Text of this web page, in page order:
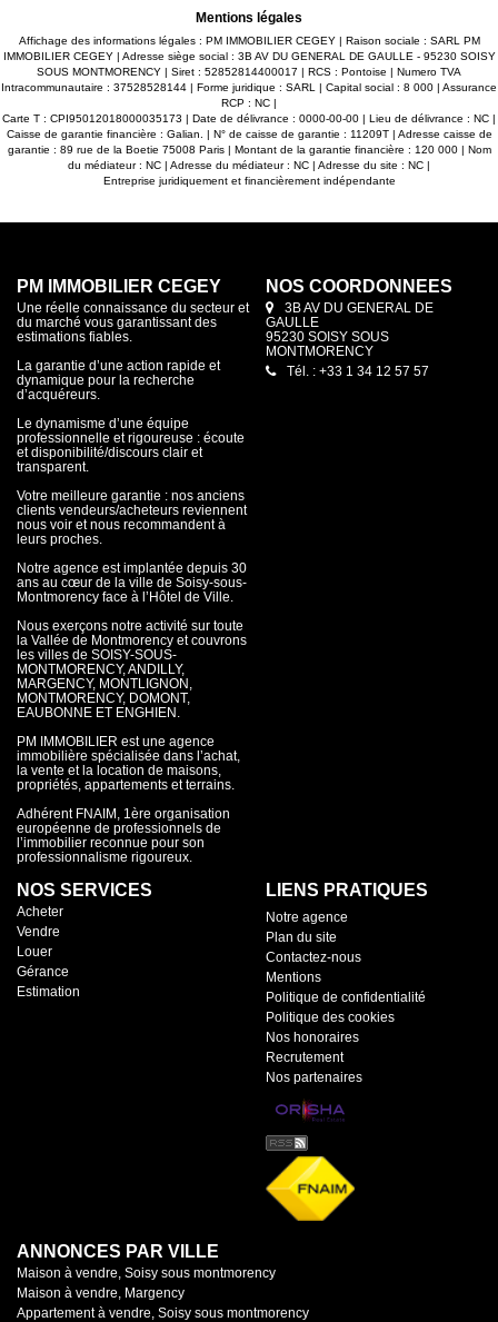
VENDEUR ---------------------Mentions légales
Affichage des informations légales : PM IMMOBILIER CEGEY | Raison sociale : SARL PM
IMMOBILIER CEGEY | Adresse siège social : 3B AV DU GENERAL DE GAULLE - 95230 SOISY
SOUS MONTMORENCY | Siret : 52852814400017 | RCS : Pontoise | Numero TVA
Intracommunautaire : 37528528144 | Forme juridique : SARL | Capital social : 8 000 | Assurance
RCP : NC |
Carte T : CPI95012018000035173 | Date de délivrance : 0000-00-00 | Lieu de délivrance : NC |
Caisse de garantie financière : Galian. | N° de caisse de garantie : 11209T | Adresse caisse de
garantie : 89 rue de la Boetie 75008 Paris | Montant de la garantie financière : 120 000 | Nom
du médiateur : NC | Adresse du médiateur : NC | Adresse du site : NC |
Entreprise juridiquement et financièrement indépendante
PM IMMOBILIER CEGEY
Une réelle connaissance du secteur et
du marché vous garantissant des
estimations fiables.
La garantie d’une action rapide et
dynamique pour la recherche
d’acquéreurs.
Le dynamisme d’une équipe
professionnelle et rigoureuse : écoute
et disponibilité/discours clair et
transparent.
Votre meilleure garantie : nos anciens
clients vendeurs/acheteurs reviennent
nous voir et nous recommandent à
leurs proches.
Notre agence est implantée depuis 30
ans au cœur de la ville de Soisy-sous-
Montmorency face à l’Hôtel de Ville.
Nous exerçons notre activité sur toute
la Vallée de Montmorency et couvrons
les villes de SOISY-SOUS-
MONTMORENCY, ANDILLY,
MARGENCY, MONTLIGNON,
MONTMORENCY, DOMONT,
EAUBONNE ET ENGHIEN.
PM IMMOBILIER est une agence
immobilière spécialisée dans l’achat,
la vente et la location de maisons,
propriétés, appartements et terrains.
Adhérent FNAIM, 1ère organisation
européenne de professionnels de
l’immobilier reconnue pour son
professionnalisme rigoureux.
NOS COORDONNÉES
3B AV DU GENERAL DE
GAULLE
95230 SOISY SOUS
MONTMORENCY
Tél. : +33 1 34 12 57 57
NOS SERVICES
Acheter
Vendre
Louer
Gérance
Estimation
LIENS PRATIQUES
Notre agence
Plan du site
Contactez-nous
Mentions
Politique de confidentialité
Politique des cookies
Nos honoraires
Recrutement
Nos partenaires
ANNONCES PAR VILLE
Maison à vendre, Soisy sous montmorency
Maison à vendre, Margency
Appartement à vendre, Soisy sous montmorency